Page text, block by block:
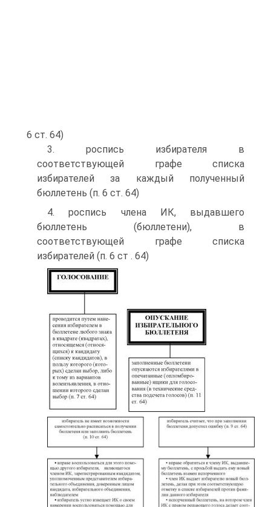
6 ст. 64)
3. роспись избирателя в
соответствующей графе списка
избирателей за каждый полученный
бюллетень (п. 6 ст. 64)
4. роспись члена ИК, выдавшего
бюллетень (бюллетени), в
соответствующей графе списка
избирателей (п. 6 ст . 64)